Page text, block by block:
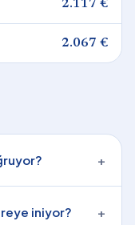
2.117 €
2.067 €
+
iniyor? +